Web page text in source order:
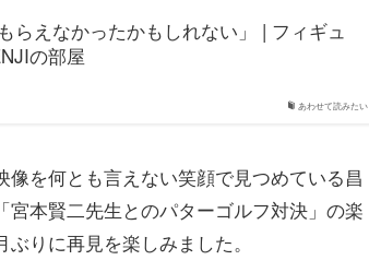
あわせて読みたい
らえなかったかもしれない」 | フィギュ
の部屋
を何とも言えない笑顔で見つめている昌
本賢二先生とのパターゴルフ対決」の楽
りに再見を楽しみました。